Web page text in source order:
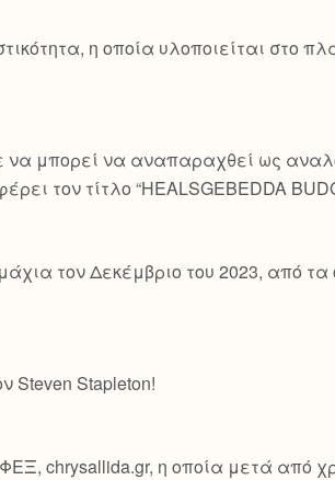
η οποία υλοποιείται στο
μπορεί να αναπαραχθεί ως
τον τίτλο “HEALSGEBEDDA
τον Δεκέμβριο του 2023, από
Stapleton!
chrysallida.gr, η οποία μετά από